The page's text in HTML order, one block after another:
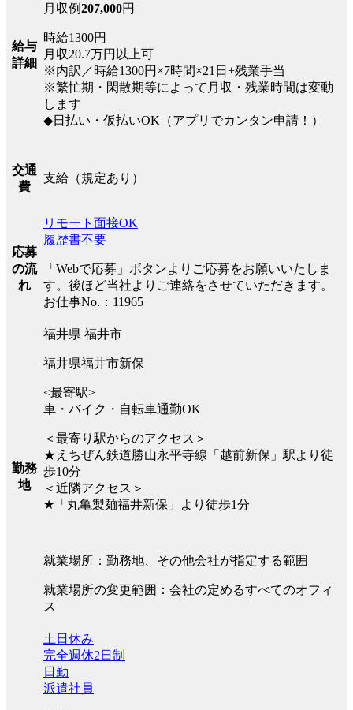
給与
詳細
月収例207,000円
時給1300円
月収20.7万円以上可
※内訳／時給1300円×7時間×21日+残業手当
※繁忙期・閑散期等によって月収・残業時間は変動
します
◆日払い・仮払いOK（アプリでカンタン申請！）
交通
費
支給（規定あり）
応募
の流
れ
リモート面接OK
履歴書不要
「Webで応募」ボタンよりご応募をお願いいたしま
す。後ほど当社よりご連絡をさせていただきます。
お仕事No.：11965
勤務
地
福井県 福井市
福井県福井市新保
<最寄駅>
車・バイク・自転車通勤OK
＜最寄り駅からのアクセス＞
★えちぜん鉄道勝山永平寺線「越前新保」駅より徒
歩10分
＜近隣アクセス＞
★「丸亀製麺福井新保」より徒歩1分
就業場所：勤務地、その他会社が指定する範囲
就業場所の変更範囲：会社の定めるすべてのオフィ
ス
土日休み
完全週休2日制
日勤
派遣社員